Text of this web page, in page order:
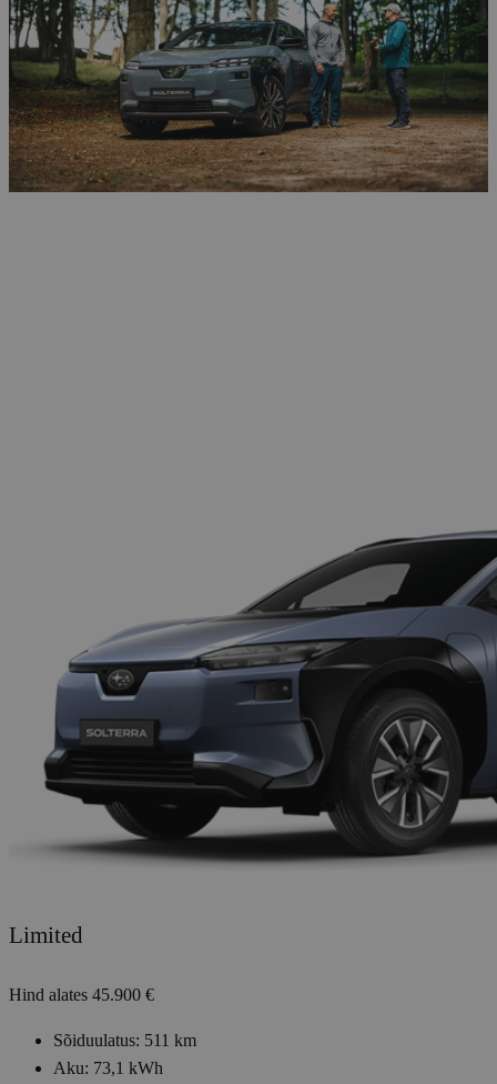
Limited
Hind alates 45.900 €
Sõiduulatus: 511 km
Aku: 73,1 kWh